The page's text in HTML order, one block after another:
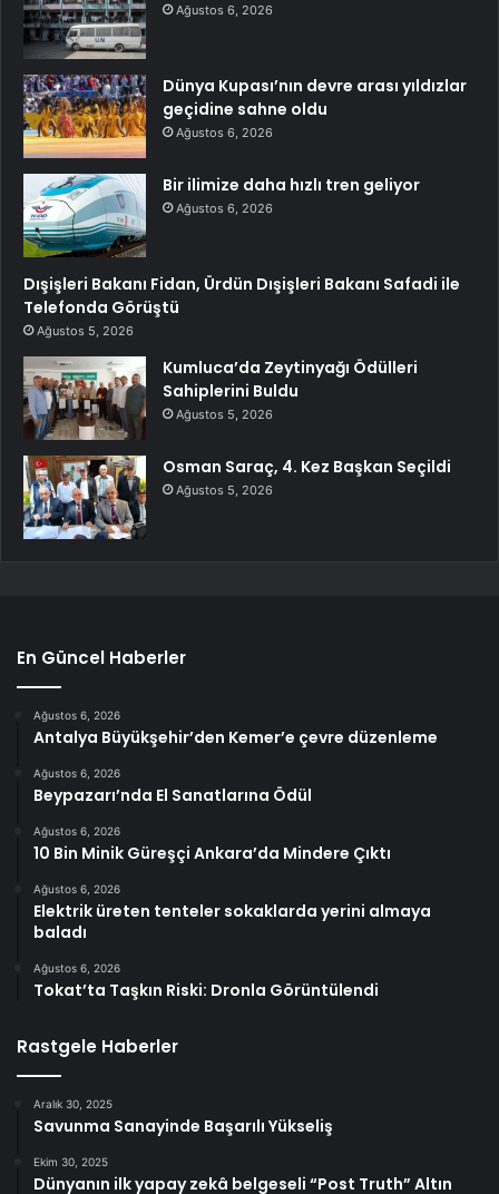
Ağustos 6, 2026
Dünya Kupası’nın devre arası yıldızlar
geçidine sahne oldu
Ağustos 6, 2026
Bir ilimize daha hızlı tren geliyor
Ağustos 6, 2026
Dışişleri Bakanı Fidan, Ürdün Dışişleri Bakanı Safadi ile
Telefonda Görüştü
Ağustos 5, 2026
Kumluca’da Zeytinyağı Ödülleri
Sahiplerini Buldu
Ağustos 5, 2026
Osman Saraç, 4. Kez Başkan Seçildi
Ağustos 5, 2026
En Güncel Haberler
Ağustos 6, 2026
Antalya Büyükşehir’den Kemer’e çevre düzenleme
Ağustos 6, 2026
Beypazarı’nda El Sanatlarına Ödül
Ağustos 6, 2026
10 Bin Minik Güreşçi Ankara’da Mindere Çıktı
Ağustos 6, 2026
Elektrik üreten tenteler sokaklarda yerini almaya
baladı
Ağustos 6, 2026
Tokat’ta Taşkın Riski: Dronla Görüntülendi
Rastgele Haberler
Aralık 30, 2025
Savunma Sanayinde Başarılı Yükseliş
Ekim 30, 2025
Dünyanın ilk yapay zekâ belgeseli “Post Truth” Altın